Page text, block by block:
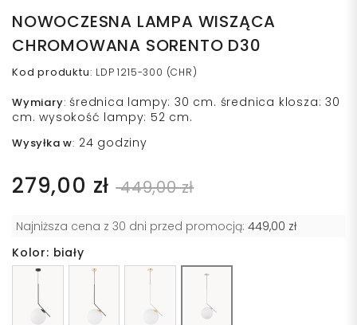
NOWOCZESNA LAMPA WISZĄCA
CHROMOWANA SORENTO D30
Kod produktu: LDP 1215-300 (CHR)
Wymiary: średnica lampy: 30 cm. średnica klosza: 30
cm. wysokość lampy: 52 cm.
Wysyłka w: 24 godziny
279,00 zł 449,00 zł
Najniższa cena z 30 dni przed promocją: 449,00 zł
Kolor: biały